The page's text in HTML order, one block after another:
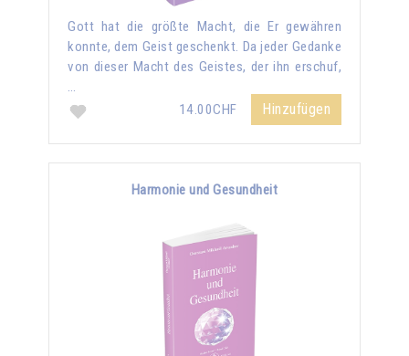
Gott hat die größte Macht, die Er gewähren
konnte, dem Geist geschenkt. Da jeder Gedanke
von dieser Macht des Geistes, der ihn erschuf,
…
14.00CHF
Hinzufügen
Harmonie und Gesundheit